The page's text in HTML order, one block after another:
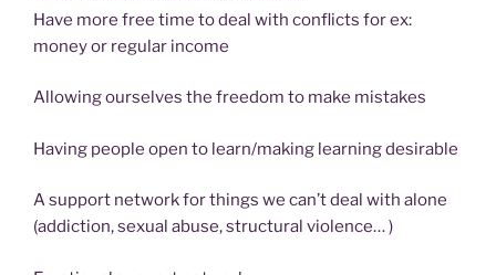
Have more free time to deal with conflicts for ex:
money or regular income
Allowing ourselves the freedom to make mistakes
Having people open to learn/making learning desirable
A support network for things we can’t deal with alone
(addiction, sexual abuse, structural violence… )